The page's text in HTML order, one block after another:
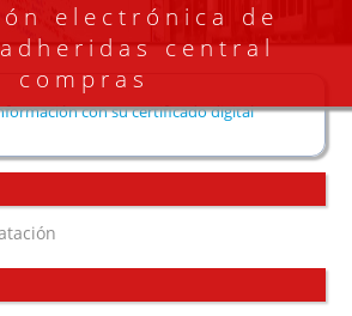
electrónica de
central
compras
con su certificado digital